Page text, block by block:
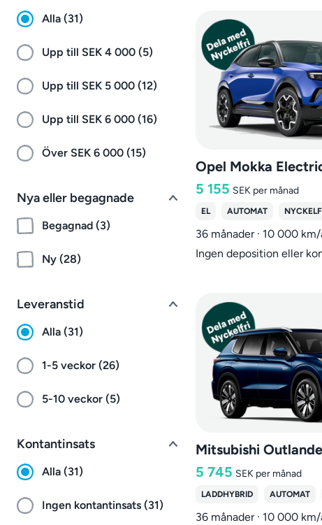
Alla (31)
Upp till SEK 4 000 (5)
Upp till SEK 5 000 (12)
Upp till SEK 6 000 (16)
Över SEK 6 000 (15)
Nya eller begagnade
Begagnad (3)
Ny (28)
Leveranstid
Alla (31)
1-5 veckor (26)
5-10 veckor (5)
Kontantinsats
Alla (31)
Ingen kontantinsats (31)
Opel Mokka
5 155 SEK per månad
EL AUTOMAT
36 månader · 10 000
Ingen deposition eller
5 745 SEK per månad
LADDHYBRID AUTOMAT
36 månader · 10 000